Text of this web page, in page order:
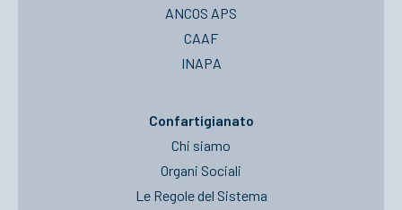
ANCOS APS
CAAF
INAPA
Confartigianato
Chi siamo
Organi Sociali
Le Regole del Sistema